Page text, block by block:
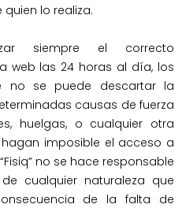
lo realiza.
siempre el correcto
web las 24 horas al día, los
no se puede descartar la
causas de fuerza
huelgas, o cualquier otra
imposible el acceso a
no se hace responsable
cualquier naturaleza que
de la falta de